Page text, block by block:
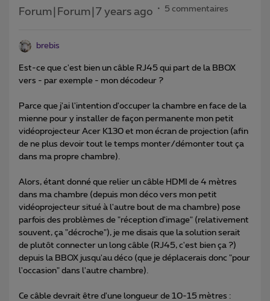
Forum|Forum|7 years ago 5 commentaires
brebis
Est-ce que c'est bien un câble RJ45 qui part de la BBOX
vers - par exemple - mon décodeur ?
Parce que j'ai l'intention d'occuper la chambre en face de la
mienne pour y installer de façon permanente mon petit
vidéoprojecteur Acer K130 et mon écran de projection (afin
de ne plus devoir tout le temps monter/démonter tout ça
dans ma propre chambre).
Alors, étant donné que relier un câble HDMI de 4 mètres
dans ma chambre (depuis mon déco vers mon petit
vidéoprojecteur situé à l'autre bout de ma chambre) pose
parfois des problèmes de "réception d'image" (relativement
souvent, ça "décroche"), je me disais que la solution serait
de plutôt connecter un long câble (RJ45, c'est bien ça ?)
depuis la BBOX jusqu'au déco (que je déplacerais donc "pour
l'occasion" dans l'autre chambre).
Ce câble devrait être d'une longueur de 10-15 mètres :